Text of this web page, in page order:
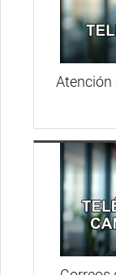
Atención